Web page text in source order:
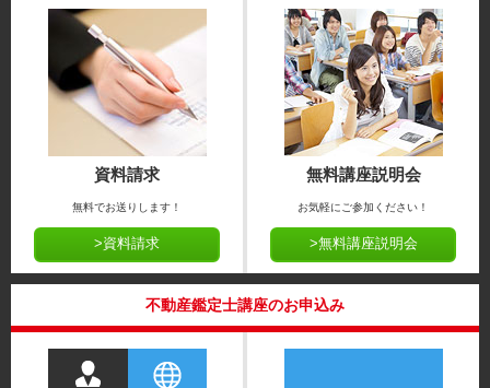
資料請求
無料でお送りします！
>資料請求
無料講座説明会
お気軽にご参加ください！
>無料講座説明会
不動産鑑定士講座のお申込み